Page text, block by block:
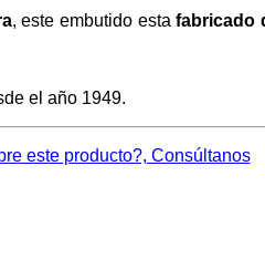
, este embutido estafabricado
el año 1949.
este producto?, Consúltanos